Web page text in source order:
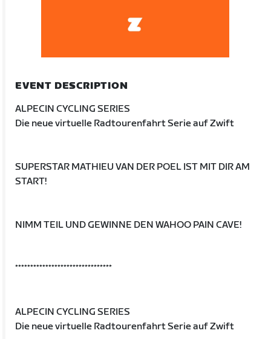
EVENT DESCRIPTION
ALPECIN CYCLING SERIES
Die neue virtuelle Radtourenfahrt Serie auf Zwift
SUPERSTAR MATHIEU VAN DER POEL IST MIT DIR AM
START!
NIMM TEIL UND GEWINNE DEN WAHOO PAIN CAVE!
********************************
ALPECIN CYCLING SERIES
Die neue virtuelle Radtourenfahrt Serie auf Zwift